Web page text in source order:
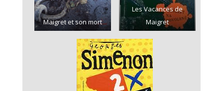
Maigret et son mort
Les Vacances de
Maigret